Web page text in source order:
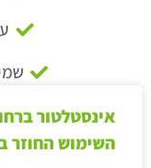
אינסטלטור
השימוש החוזר